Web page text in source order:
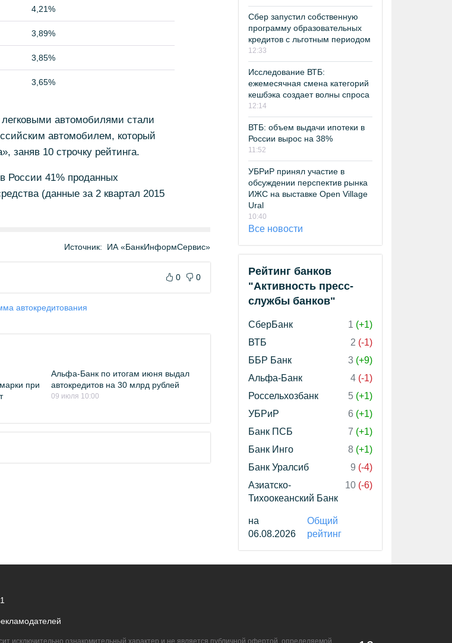
4,21%
3,89%
3,85%
3,65%
автомобилями стали
автомобилем, который
заняв 10 строчку рейтинга.
России 41% проданных
(данные за 2 квартал 2015
Источник: ИА «БанкИнформСервис»
0 0
автокредитования
при
Альфа-Банк по итогам июня выдал
автокредитов на 30 млрд рублей
09 июля 10:00
Сбер запустил собственную
программу образовательных
кредитов с льготным периодом
12:33
Исследование ВТБ:
ежемесячная смена категорий
кешбэка создает волны спроса
12:14
ВТБ: объем выдачи ипотеки в
России вырос на 38%
11:52
УБРиР принял участие в
обсуждении перспектив рынка
ИЖС на выставке Open Village
Ural
10:40
Все новости
Рейтинг банков
"Активность пресс-
службы банков"
СберБанк 1 (+1)
ВТБ
2 (-1)
ББР Банк
3 (+9)
Альфа-Банк
4 (-1)
Россельхозбанк
5 (+1)
УБРиР
6 (+1)
Банк ПСБ
7 (+1)
Банк Инго
8 (+1)
Банк Уралсиб
9 (-4)
Азиатско-
Тихоокеанский Банк
10 (-6)
на
06.08.2026
Общий
рейтинг
исключительно ознакомительный характер и не является публичной офертой, определяемой